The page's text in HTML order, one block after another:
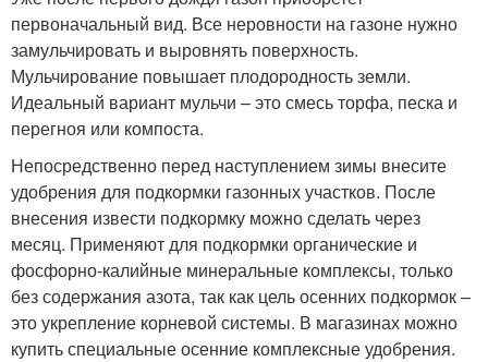
первоначальный вид. Все неровности на газоне нужно
замульчировать и выровнять поверхность.
Мульчирование повышает плодородность земли.
Идеальный вариант мульчи – это смесь торфа, песка и
перегноя или компоста.
Непосредственно перед наступлением зимы внесите
удобрения для подкормки газонных участков. После
внесения извести подкормку можно сделать через
месяц. Применяют для подкормки органические и
фосфорно-калийные минеральные комплексы, только
без содержания азота, так как цель осенних подкормок –
это укрепление корневой системы. В магазинах можно
купить специальные осенние комплексные удобрения.